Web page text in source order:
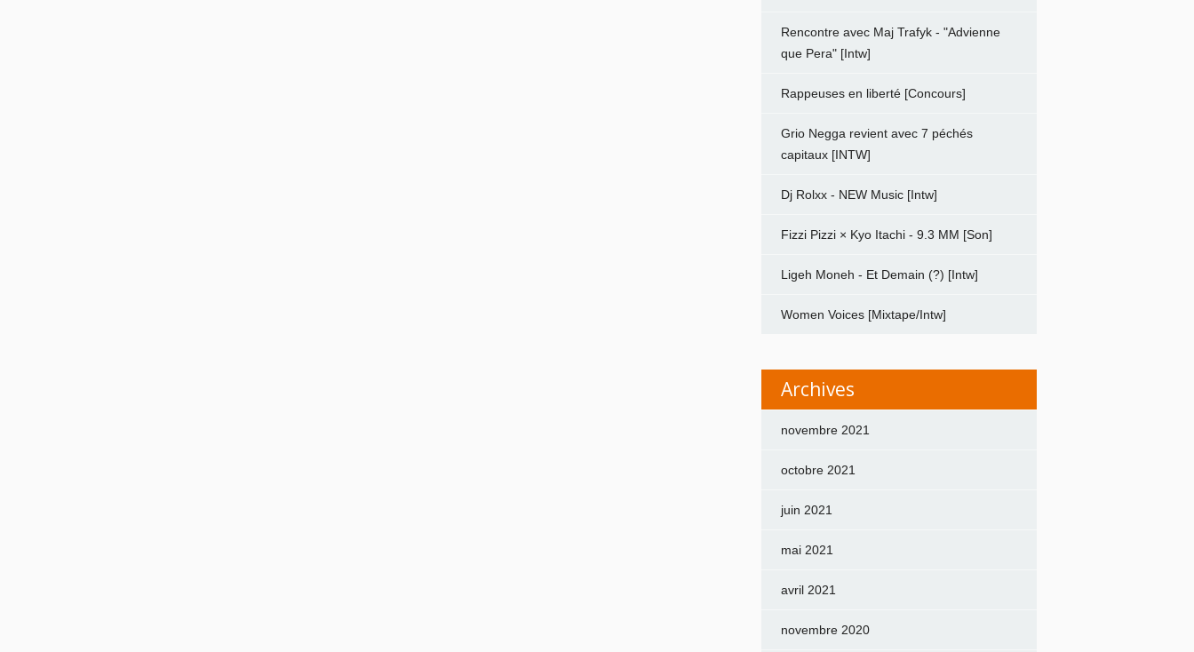
Rencontre avec Maj Trafyk - "Advienne
que Pera" [Intw]
Rappeuses en liberté [Concours]
Grio Negga revient avec 7 péchés
capitaux [INTW]
Dj Rolxx - NEW Music [Intw]
Fizzi Pizzi × Kyo Itachi - 9.3 MM [Son]
Ligeh Moneh - Et Demain (?) [Intw]
Women Voices [Mixtape/Intw]
Archives
novembre 2021
octobre 2021
juin 2021
mai 2021
avril 2021
novembre 2020